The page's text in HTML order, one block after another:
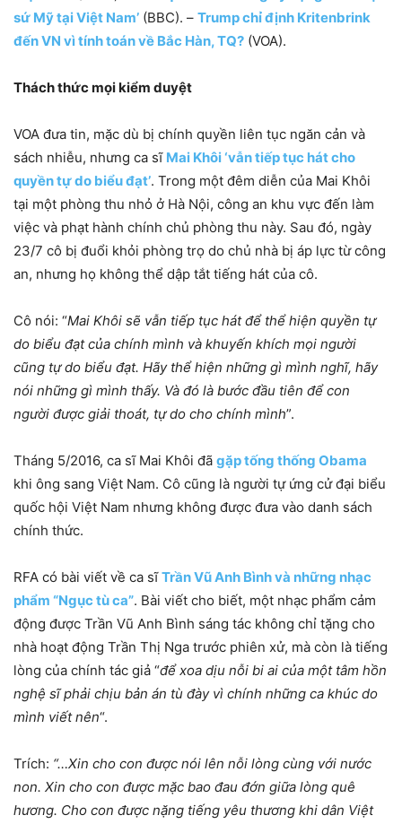
sứ Mỹ tại Việt Nam’ (BBC). – Trump chỉ định Kritenbrink
đến VN vì tính toán về Bắc Hàn, TQ? (VOA).
Thách thức mọi kiểm duyệt
VOA đưa tin, mặc dù bị chính quyền liên tục ngăn cản và
sách nhiễu, nhưng ca sĩ Mai Khôi ‘vẫn tiếp tục hát cho
quyền tự do biểu đạt’. Trong một đêm diễn của Mai Khôi
tại một phòng thu nhỏ ở Hà Nội, công an khu vực đến làm
việc và phạt hành chính chủ phòng thu này. Sau đó, ngày
23/7 cô bị đuổi khỏi phòng trọ do chủ nhà bị áp lực từ công
an, nhưng họ không thể dập tắt tiếng hát của cô.
Cô nói: “Mai Khôi sẽ vẫn tiếp tục hát để thể hiện quyền tự
do biểu đạt của chính mình và khuyến khích mọi người
cũng tự do biểu đạt. Hãy thể hiện những gì mình nghĩ, hãy
nói những gì mình thấy. Và đó là bước đầu tiên để con
người được giải thoát, tự do cho chính mình”.
Tháng 5/2016, ca sĩ Mai Khôi đã gặp tống thống Obama
khi ông sang Việt Nam. Cô cũng là người tự ứng cử đại biểu
quốc hội Việt Nam nhưng không được đưa vào danh sách
chính thức.
RFA có bài viết về ca sĩTrần Vũ Anh Bình và những nhạc
phẩm “Ngục tù ca”. Bài viết cho biết, một nhạc phẩm cảm
động được Trần Vũ Anh Bình sáng tác không chỉ tặng cho
nhà hoạt động Trần Thị Nga trước phiên xử, mà còn là tiếng
lòng của chính tác giả “để xoa dịu nỗi bi ai của một tâm hồn
nghệ sĩ phải chịu bản án tù đày vì chính những ca khúc do
mình viết nên“.
Trích: “…Xin cho con được nói lên nỗi lòng cùng với nước
non. Xin cho con được mặc bao đau đớn giữa lòng quê
hương. Cho con được nặng tiếng yêu thương khi dân Việt